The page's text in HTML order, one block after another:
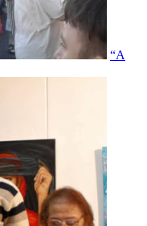
“A